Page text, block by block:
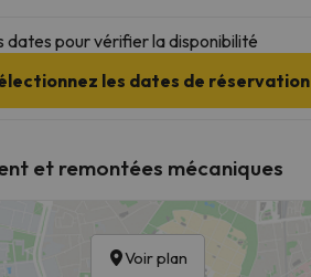
dates pour vérifier la disponibilité
les dates de réservation
et remontées mécaniques
Voir plan